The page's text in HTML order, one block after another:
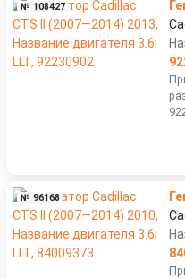
№ 108427
№ 96168